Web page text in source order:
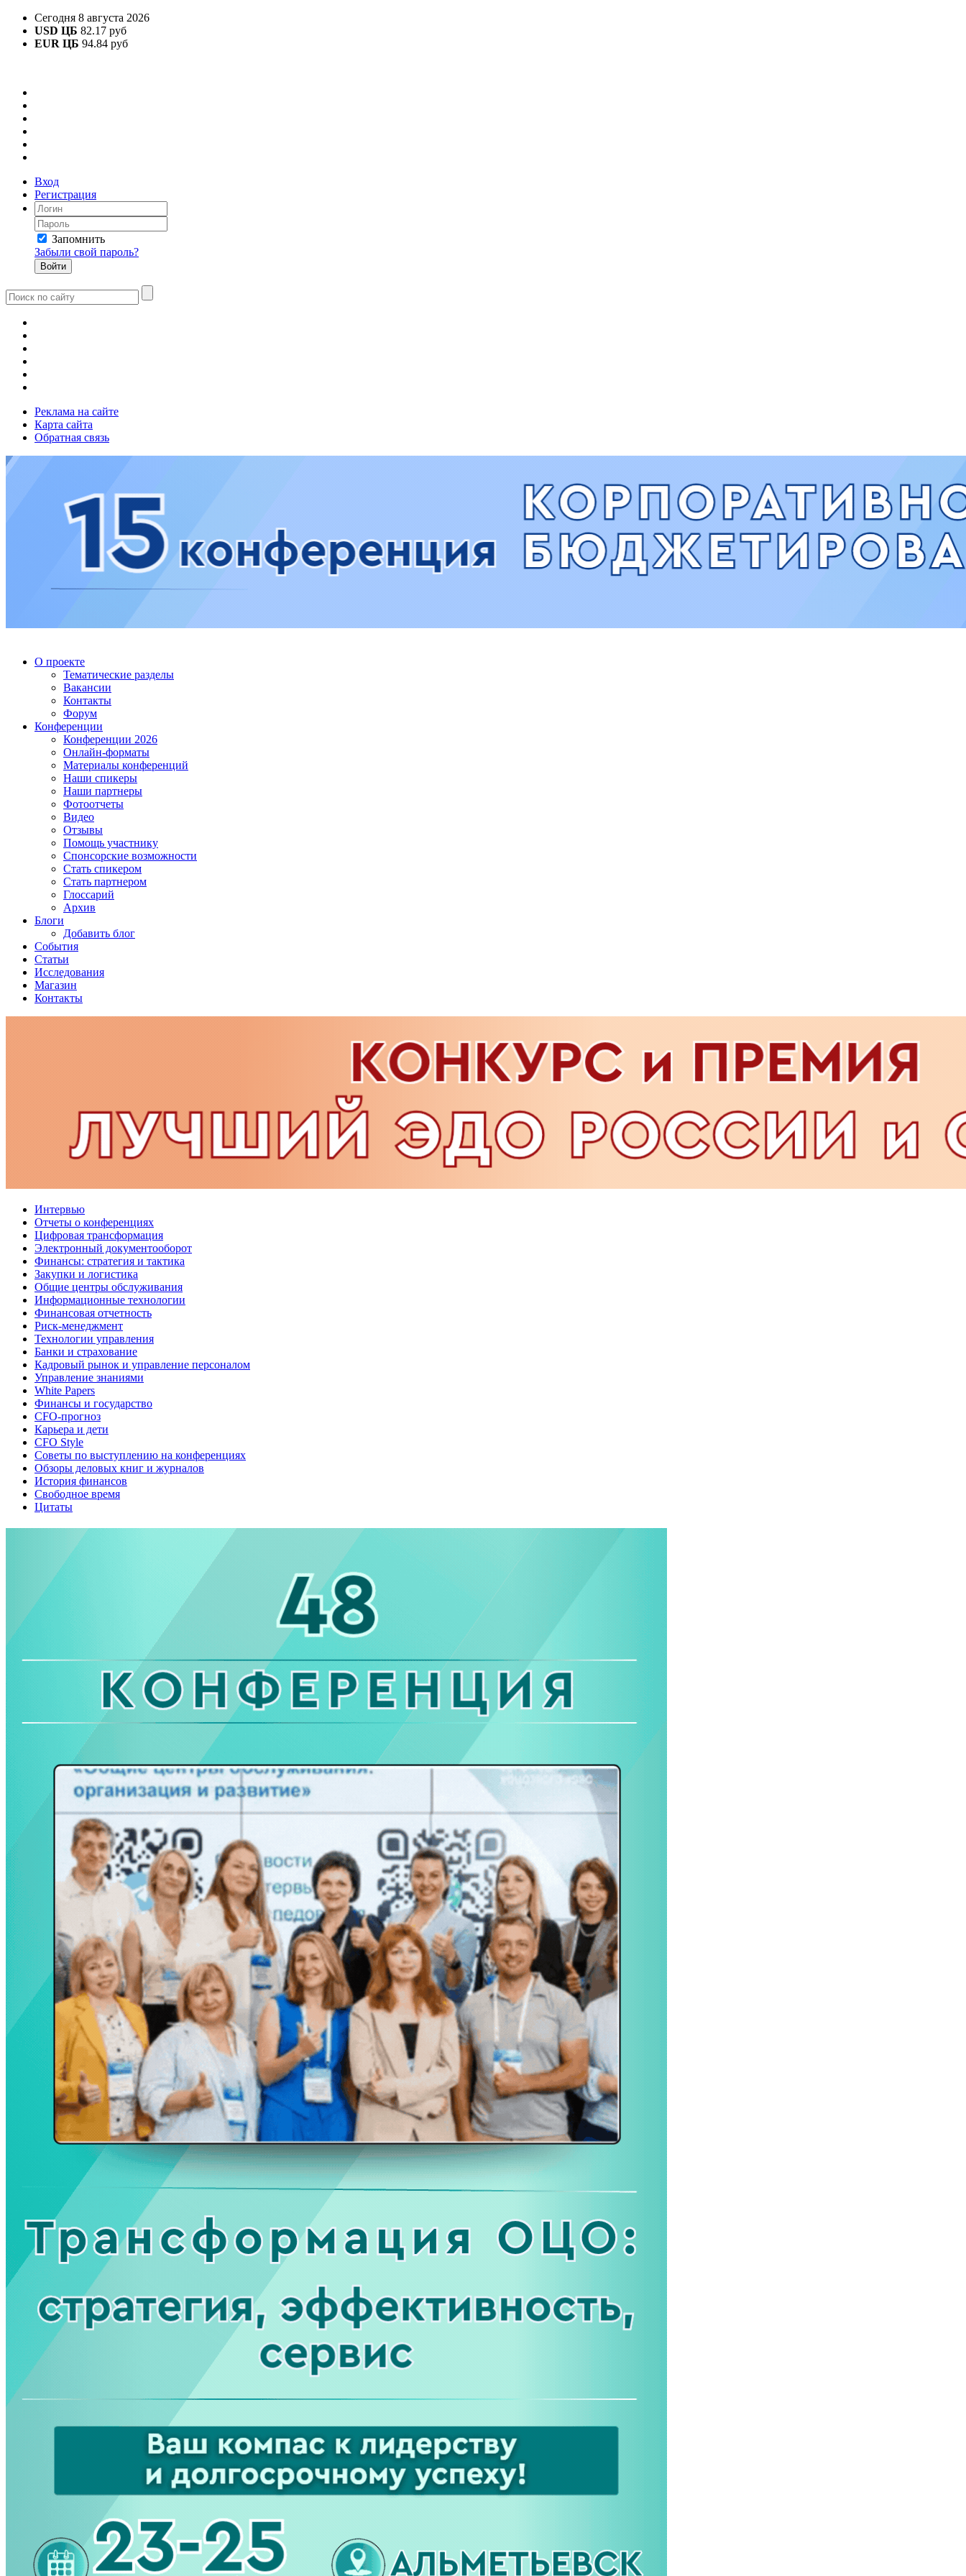
Сегодня 8 августа 2026
USD ЦБ 82.17 руб
EUR ЦБ 94.84 руб
Вход
Регистрация
Запомнить
Забыли свой пароль?
Реклама на сайте
Карта сайта
Обратная связь
О проекте
Тематические разделы
Вакансии
Контакты
Форум
Конференции
Конференции 2026
Онлайн-форматы
Материалы конференций
Наши спикеры
Наши партнеры
Фотоотчеты
Видео
Отзывы
Помощь участнику
Спонсорские возможности
Стать спикером
Стать партнером
Глоссарий
Архив
Блоги
Добавить блог
События
Статьи
Исследования
Магазин
Контакты
Интервью
Отчеты о конференциях
Цифровая трансформация
Электронный документооборот
Финансы: стратегия и тактика
Закупки и логистика
Общие центры обслуживания
Информационные технологии
Финансовая отчетность
Риск-менеджмент
Технологии управления
Банки и страхование
Кадровый рынок и управление персоналом
Управление знаниями
White Papers
Финансы и государство
CFO-прогноз
Карьера и дети
CFO Style
Советы по выступлению на конференциях
Обзоры деловых книг и журналов
История финансов
Свободное время
Цитаты